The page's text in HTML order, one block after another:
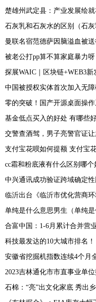
楚雄州武定县：产业发展绘就
石灰乳和石灰水的区别（石灰
曼联名宿范德萨因脑溢血被
被老公打pp算不算家庭暴力呀
中国被授权实体首次加入无
零的突破！国产开源桌面操
基金低点买入的好处 有哪些
交警查酒驾，男子亮警官证让
支付宝花呗如何提额 支付宝
cc霜和粉底液有什么区别哪个
中兴通讯成功验证跨域确定
临沂出台《临沂市优化营商
单纯是什么意思男生（单纯是
合富中国：1-6月累计合并营
科技最发达的10大城市排名！
安徽省挖掘机指数连续4个月
2023吉林通化市市直事业单
石棉：“亮”出文化家底 秀出